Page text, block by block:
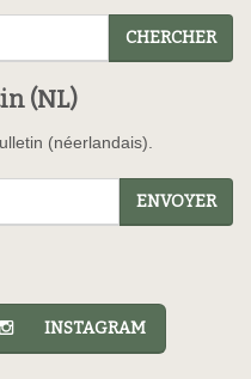
CHERCHER
(NL)
(néerlandais).
ENVOYER
INSTAGRAM